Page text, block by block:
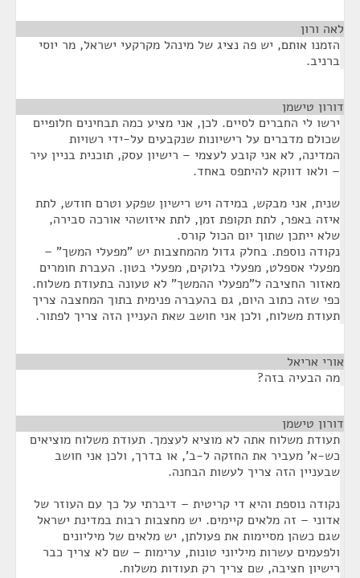
לאה ורון
הזמנו אותם, יש פה נציג של מינהל מקרקעי ישראל, מר יוסי
ברניב.
דורון טישמן
ירשו לי החברים לסיים. לכן, אני מציע כמה תבחינים חלופיים
שכולם מדברים על רישיונות שנקבעים על-ידי רשויות
המדינה, לא אני קובע לעצמי – רישיון עסק, תוכנית בניין עיר
– ולאו דווקא להיתפס באחד.
שנית, אני מבקש, במידה ויש רישיון שפקע וטרם חודש, לתת
איזה באפר, לתת תקופת זמן, לתת איזושהי אורכה סבירה,
שלא ייתכן שתוך יום הכול קורס.
נקודה נוספת. בחלק גדול מהמחצבות יש "מפעלי המשך" –
מפעלי אספלט, מפעלי בלוקים, מפעלי בטון. העברת חומרים
מאזור החציבה ל"מפעלי ההמשך" לא טעונה בתעודת משלוח.
כפי שזה כתוב היום, גם בהעברה פנימית בתוך המחצבה צריך
תעודת משלוח, ולכן אני חושב שאת העניין הזה צריך לפתור.
אורי אריאל
מה הבעיה בזה?
דורון טישמן
תעודת משלוח אתה לא מוציא לעצמך. תעודת משלוח מוציאים
כש-א' מעביר את החזקה ל-ב', או בדרך, ולכן אני חושב
שבעניין הזה צריך לעשות הבחנה.
נקודה נוספת והיא די קריטית – דיברתי על כך עם העוזר של
אדוני – זה מלאים קיימים. יש מחצבות רבות במדינת ישראל
שגם כשהן מסיימות את פעולתן, יש מלאים של מיליונים
ולפעמים עשרות מיליוני טונות, ערימות – שם לא צריך כבר
רישיון חציבה, שם צריך רק תעודות משלוח.